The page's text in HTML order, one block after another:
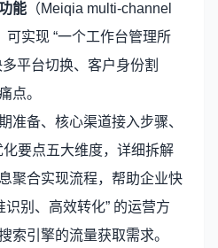
能 （Meiqia multi-channel
实现 “一个工作台管理所
平台切换、客户身份割
点。
准备、核心渠道接入步骤、
要点五大维度，详细拆解
聚合实现流程，帮助企业快
识别、高效转化” 的运营方
索引擎的流量获取需求。